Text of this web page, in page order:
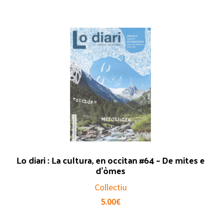
Lo diari : La cultura, en occitan #64 – De mites e
d’òmes
Collectiu
5.00€